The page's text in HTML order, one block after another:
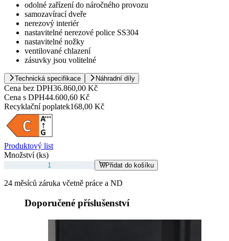
odolné zařízení do náročného provozu
samozavírací dveře
nerezový interiér
nastavitelné nerezové police SS304
nastavitelné nožky
ventilované chlazení
zásuvky jsou volitelné
Technická specifikace Náhradní díly
Cena bez DPH36.860,00 Kč
Cena s DPH44.600,60 Kč
Recyklační poplatek168,00 Kč
Produktový list
Množství (ks)
Přidat do košíku
24 měsíců záruka včetně práce a ND
Doporučené příslušenství